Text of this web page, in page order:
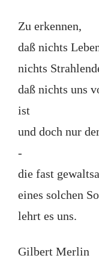
Zu erkennen,
daß nichts
nichts
daß nichts uns
ist
und doch nur
-
die fast
eines solchen
lehrt es uns.
Gilbert Merlin